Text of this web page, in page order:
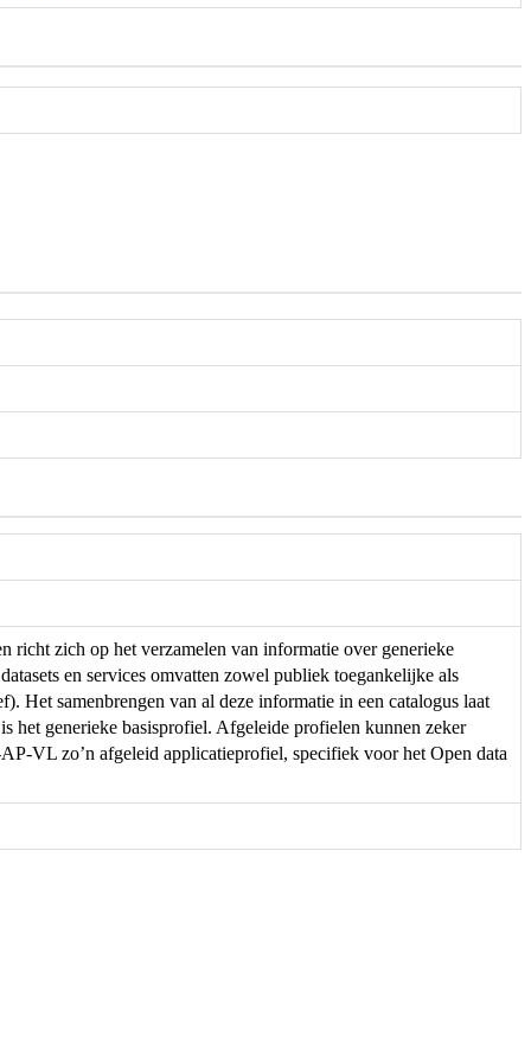
richt zich op het verzamelen van informatie over generieke
en services omvatten zowel publiek toegankelijke als
Het samenbrengen van al deze informatie in een catalogus laat
het generieke basisprofiel. Afgeleide profielen kunnen zeker
VL zo’n afgeleid applicatieprofiel, specifiek voor het Open data